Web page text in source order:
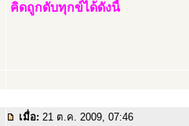
คิดถูกดับทุกข์ได้ดังนี้
เมื่อ: 21 ต.ค. 2009, 07:46